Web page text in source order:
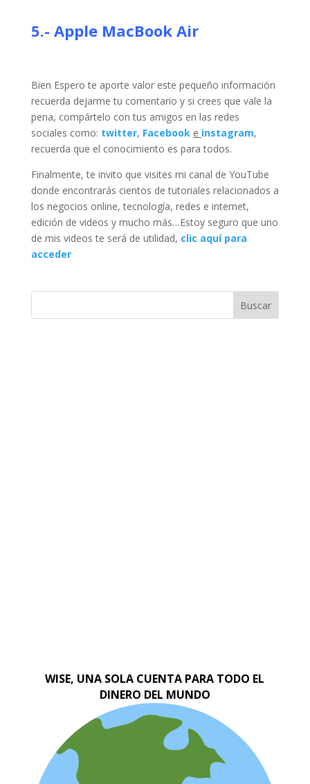
5.- Apple MacBook Air
Bien Espero te aporte valor este pequeño información
recuerda dejarme tu comentario y si crees que vale la
pena, compártelo con tus amigos en las redes
sociales como: twitter, Facebook e instagram,
recuerda que el conocimiento es para todos.
Finalmente, te invito que visites mi canal de YouTube
donde encontrarás cientos de tutoriales relacionados a
los negocios online, tecnología, redes e internet,
edición de videos y mucho más…Estoy seguro que uno
de mis videos te será de utilidad, clic aquí para
acceder
Buscar
WISE, UNA SOLA CUENTA PARA TODO EL
DINERO DEL MUNDO